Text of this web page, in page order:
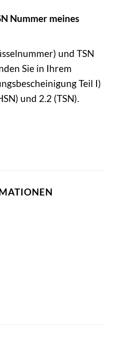
Nummer meines
und TSN
Sie in Ihrem
Teil I)
und 2.2 (TSN).